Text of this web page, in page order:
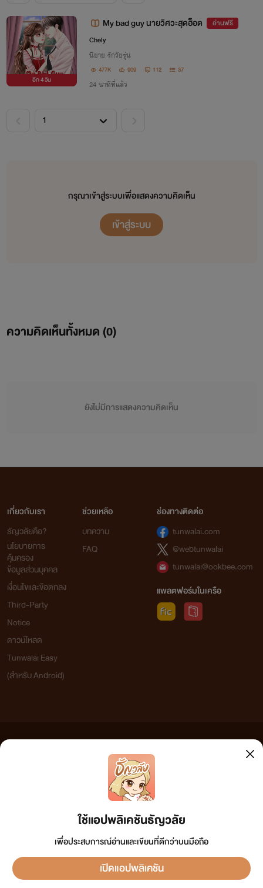
อีก4 วัน
My bad guy นายวิศวะสุดฮ็อต
อ่านฟรี
Chely
นิยาย รักวัยรุ่น
477K 909 112 37
24 นาทีที่แล้ว
กรุณาเข้าสู่ระบบเพื่อแสดงความคิดเห็น
เข้าสู่ระบบ
ความคิดเห็นทั้งหมด (0)
ยังไม่มีการแสดงความคิดเห็น
ใช้แอปพลิเคชันธัญวลัย
เพื่อประสบการณ์อ่านและเขียนที่ดีกว่าบนมือถือ
เปิดแอปพลิเคชัน
เกี่ยวกับเรา
ธัญวลัยคือ?
นโยบายการ
คุ้มครอง
ข้อมูลส่วนบุคคล
เงื่อนไขและข้อตกลง
Third-Party
Notice
ดาวน์โหลด
Tunwalai Easy
(สำหรับ Android)
ช่วยเหลือ
บทความ
FAQ
ช่องทางติดต่อ
tunwalai.com
@webtunwalai
tunwalai@ookbee.com
แพลตฟอร์มในเครือ
เว็บไซต์แห่งนี้ไม่ได้เห็นด้วยและไม่ขอรับผิดชอบต่อข้อความใดๆ ทั้งสิ้น ดังนั้นผู้อ่านทุกท่านโปรดใช้
วิจารณญาณในการกลั่นกรองด้วยตนเอง และหากท่านพบข้อความใดๆ ที่ขัดต่อกฎหมายและศีลธรรม
กรุณาแจ้งมาที่ tunwalai@ookbee.com เพื่อทีมงานจะได้ดำเนินการในทันที ทั้งนี้ ทางเว็บไซต์ขอสงวน
ลิขสิทธิ์ตามพระราชบัญญัติลิขสิทธิ์ (ฉบับเพิ่มเติม) พ.ศ.2558